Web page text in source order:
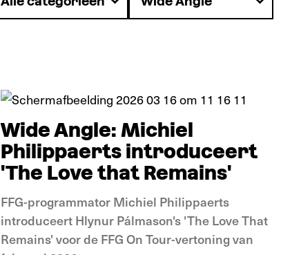
Wide Angle: Michiel
Philippaerts introduceert
'The Love that Remains'
FFG-programmator Michiel Philippaerts
introduceert Hlynur Pálmason's 'The Love That
Remains' voor de FFG On Tour-vertoning van